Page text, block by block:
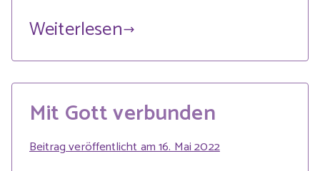
Weiterlesen
Mit Gott verbunden
Beitrag veröffentlicht am16. Mai 2022